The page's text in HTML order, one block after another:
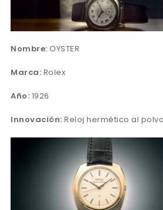
Nombre: OYSTER
Marca: Rolex
Año: 1926
Innovación: Reloj hermético al